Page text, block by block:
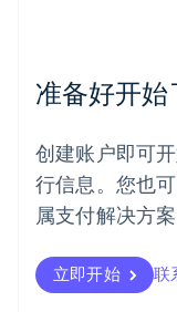
准备好开始
创建账户即可
行信息。您也
属支付解决方案
立即开始 联
墨西哥
EspañolEnglish
English
葡萄牙
Português
日本
瑞典
Svenska English
瑞士